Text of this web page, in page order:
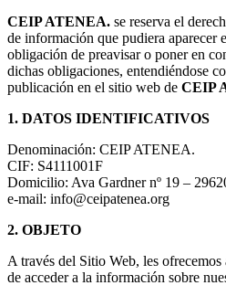
CEIP ATENEA. se reserva el
de información que pudiera aparecer
obligación de preavisar o poner en
dichas obligaciones, entendiéndose
publicación en el sitio web de CEIP
1. DATOS IDENTIFICATIVOS
Denominación: CEIP ATENEA.
CIF: S4111001F
Domicilio: Ava Gardner nº 19 –
e-mail: info@ceipatenea.org
2. OBJETO
A través del Sitio Web, les
de acceder a la información sobre